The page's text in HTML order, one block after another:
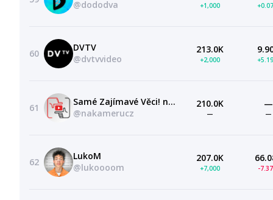
@dododva
+1,000
60
DVTV
@dvtvvideo
213.0K
+2,000
61
Samé Zajímavé Věci! naKameru.cz
@nakamerucz
210.0K
—
—
—
62
LukoM
@lukoooom
207.0K
+7,000 -